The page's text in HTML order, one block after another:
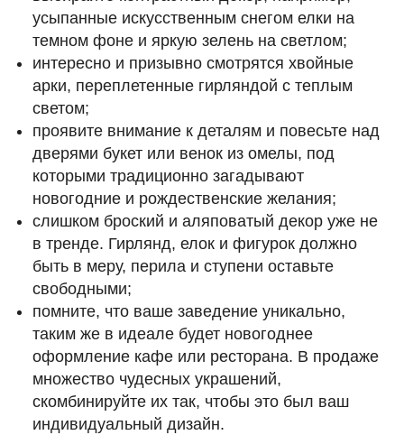
усыпанные искусственным снегом елки на
темном фоне и яркую зелень на светлом;
интересно и призывно смотрятся хвойные
арки, переплетенные гирляндой с теплым
светом;
проявите внимание к деталям и повесьте над
дверями букет или венок из омелы, под
которыми традиционно загадывают
новогодние и рождественские желания;
слишком броский и аляповатый декор уже не
в тренде. Гирлянд, елок и фигурок должно
быть в меру, перила и ступени оставьте
свободными;
помните, что ваше заведение уникально,
таким же в идеале будет новогоднее
оформление кафе или ресторана. В продаже
множество чудесных украшений,
скомбинируйте их так, чтобы это был ваш
индивидуальный дизайн.